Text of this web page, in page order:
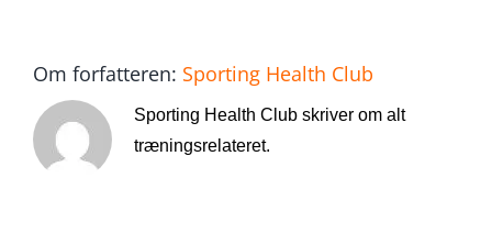
Om forfatteren: Sporting Health Club
Sporting Health Club skriver om alt
træningsrelateret.